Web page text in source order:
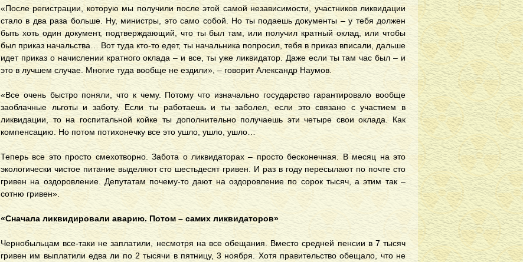
«После регистрации, которую мы получили после этой самой независимости, участников ликвидации
стало в два раза больше. Ну, министры, это само собой. Но ты подаешь документы – у тебя должен
быть хоть один документ, подтверждающий, что ты был там, или получил кратный оклад, или чтобы
был приказ начальства… Вот туда кто-то едет, ты начальника попросил, тебя в приказ вписали, дальше
идет приказ о начислении кратного оклада – и все, ты уже ликвидатор. Даже если ты там час был – и
это в лучшем случае. Многие туда вообще не ездили», – говорит Александр Наумов.
«Все очень быстро поняли, что к чему. Потому что изначально государство гарантировало вообще
заоблачные льготы и заботу. Если ты работаешь и ты заболел, если это связано с участием в
ликвидации, то на госпитальной койке ты дополнительно получаешь эти четыре свои оклада. Как
компенсацию. Но потом потихонечку все это ушло, ушло, ушло…
Теперь все это просто смехотворно. Забота о ликвидаторах – просто бесконечная. В месяц на это
экологически чистое питание выделяют сто шестьдесят гривен. И раз в году пересылают по почте сто
гривен на оздоровление. Депутатам почему-то дают на оздоровление по сорок тысяч, а этим так –
сотню гривен».
«Сначала ликвидировали аварию. Потом – самих ликвидаторов»
Чернобыльцам все-таки не заплатили, несмотря на все обещания. Вместо средней пенсии в 7 тысяч
гривен им выплатили едва ли по 2 тысячи в пятницу, 3 ноября. Хотя правительство обещало, что не